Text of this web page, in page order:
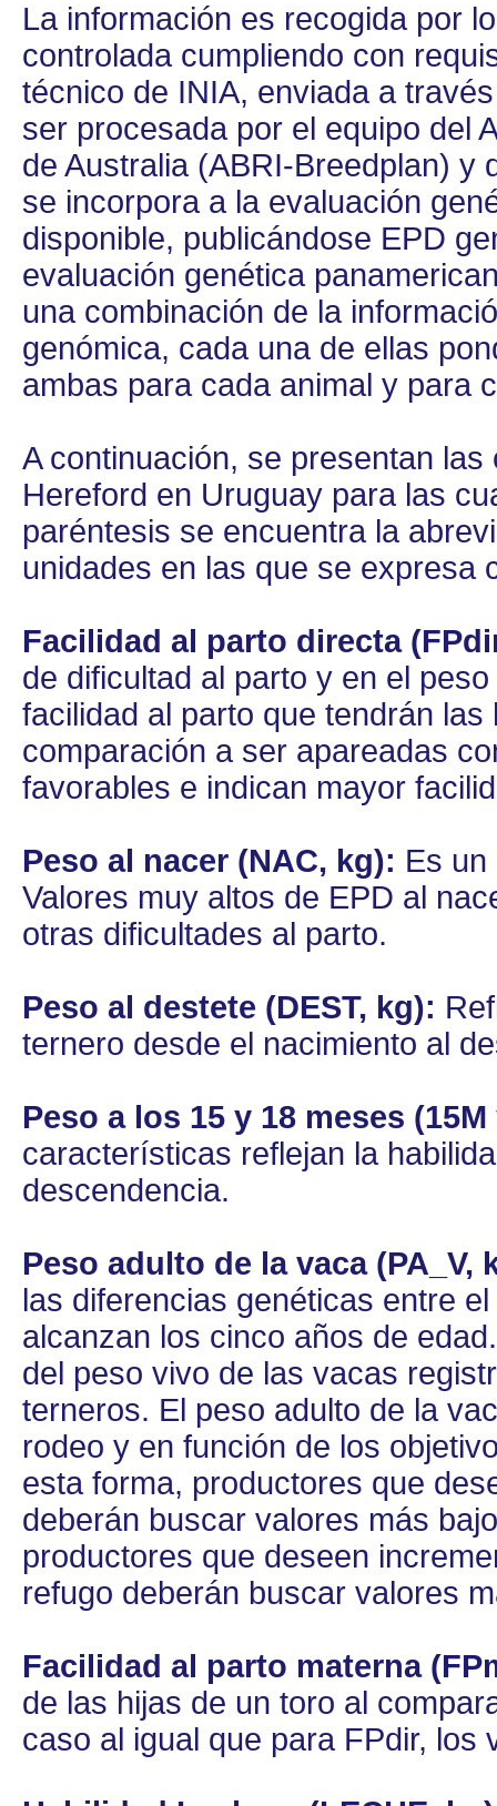
La información es recogida por
controlada cumpliendo con
técnico de INIA, enviada a
ser procesada por el equipo del
de Australia (ABRI-Breedplan) y
se incorpora a la evaluación
disponible, publicándose EPD
evaluación genética
una combinación de la
genómica, cada una de ellas
ambas para cada animal y para
A continuación, se presentan
Hereford en Uruguay para las
paréntesis se encuentra la
unidades en las que se expresa
Facilidad al parto directa
de dificultad al parto y en el
facilidad al parto que tendrán
comparación a ser apareadas
favorables e indican mayor
Peso al nacer (NAC, kg): Es un
Valores muy altos de EPD al
otras dificultades al parto.
Peso al destete (DEST, kg):
ternero desde el nacimiento al
Peso a los 15 y 18 meses
características reflejan la
descendencia.
Peso adulto de la vaca (PA_V,
las diferencias genéticas entre
alcanzan los cinco años de
del peso vivo de las vacas
terneros. El peso adulto de la
rodeo y en función de los
esta forma, productores que
deberán buscar valores más
productores que deseen
refugo deberán buscar valores
Facilidad al parto materna
de las hijas de un toro al
caso al igual que para FPdir,